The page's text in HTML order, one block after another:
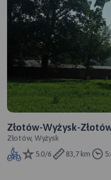
Złotów-Wyżysk-
Złotów, Wyżysk
5.0/6
83,7 km